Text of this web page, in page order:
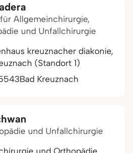
Allgemeinchirurgie,
und Unfallchirurgie
kreuznacher diakonie,
(Standort 1)
Bad Kreuznach
und Unfallchirurgie
und Orthopädie